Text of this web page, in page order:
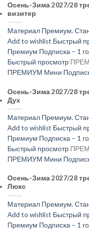
Осень-Зима 2027/28
визитер
Материал Премиум.
Add to wishlist Быстрый
Премиум Подписка – 1
Быстрый просмотр
ПРЕМИУМ Мини
Осень-Зима 2027/28
Дух
Материал Премиум.
Add to wishlist Быстрый
Премиум Подписка – 1
Быстрый просмотр
ПРЕМИУМ Мини
Осень-Зима 2027/28
Люкс
Материал Премиум.
Add to wishlist Быстрый
Премиум Подписка – 1